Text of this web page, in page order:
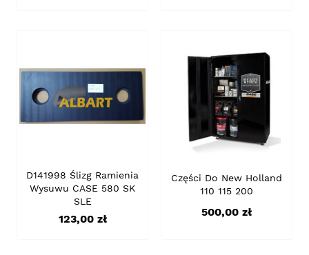
D141998 Ślizg Ramienia
Wysuwu CASE 580 SK
SLE
Cena
123,00 zł
Części Do New Holland
110 115 200
Cena
500,00 zł